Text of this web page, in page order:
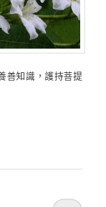
善知識，護持菩提